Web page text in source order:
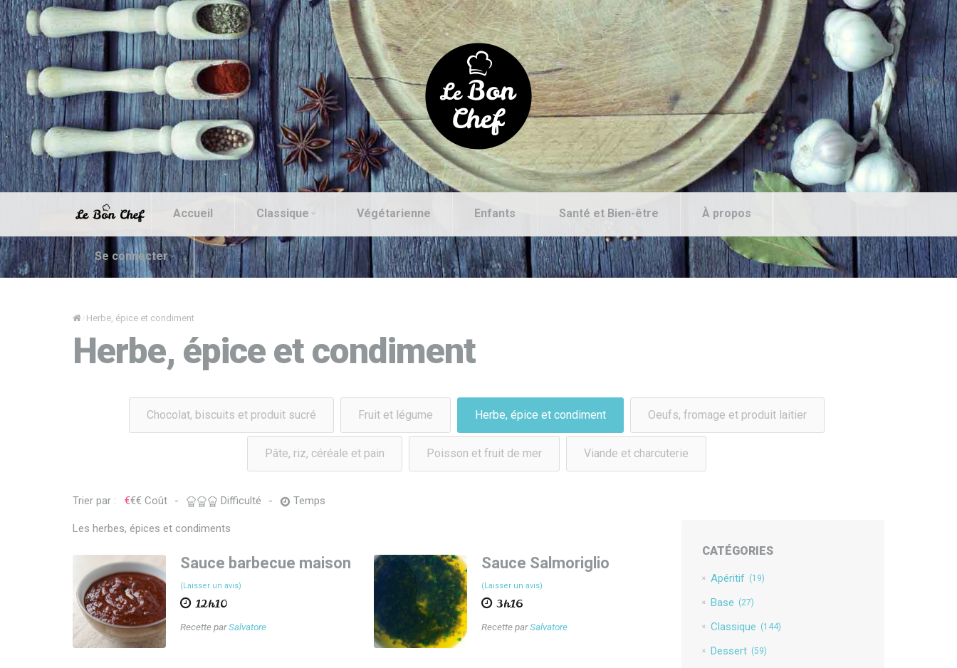
Accueil Classique Végétarienne Enfants Santé et Bien-être À propos
Se connecter
/ Herbe, épice et condiment
Herbe, épice et condiment
Chocolat, biscuits et produit sucré Fruit et légume Herbe, épice et condiment Oeufs, fromage et produit laitier
Pâte, riz, céréale et pain Poisson et fruit de mer Viande et charcuterie
Trier par : €€€Coût - Difficulté - Temps
Les herbes, épices et condiments
Sauce barbecue maison
(Laisser un avis)
12h10
Recette parSalvatore
Sauce Salmoriglio
(Laisser un avis)
3h16
Recette parSalvatore
CATÉGORIES
Apéritif (19)
Base (27)
Classique (144)
Dessert (59)